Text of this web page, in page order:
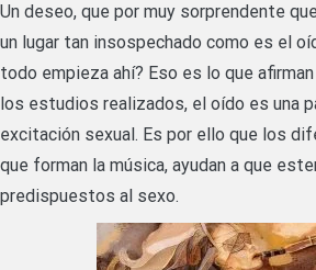
Un deseo, que por muy sorprendente
un lugar tan insospechado como es el
todo empieza ahí? Eso es lo que
los estudios realizados, el oído es una
excitación sexual. Es por ello que los
que forman la música, ayudan a que
predispuestos al sexo.